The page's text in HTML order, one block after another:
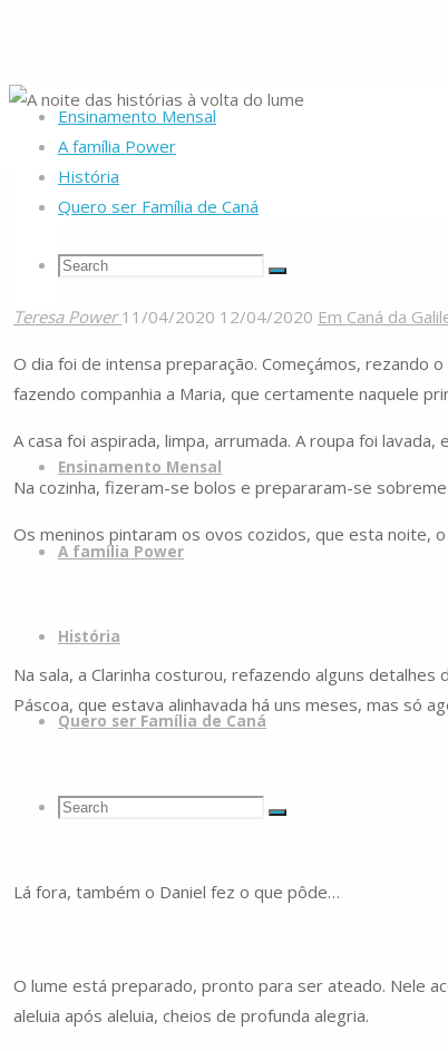
Ensinamento Mensal
A família Power
História
Quero ser Família de Caná
Search
Search
Search
de
Skip
content
Ensinamento Mensal
A família Power
História
Quero ser Família de Caná
Search
Search
for:
Search
Home
Da nascente Em Caná da Galileia...
Teresa Power 11/04/2020 12/04/2020 Em Caná da
O dia foi de intensa preparação. Começámos, rezando
fazendo companhia a Maria, que certamente naquele
A casa foi aspirada, limpa, arrumada. A roupa foi lavada,
Na cozinha, fizeram-se bolos e prepararam-se
Os meninos pintaram os ovos cozidos, que esta noite,
Na sala, a Clarinha costurou, refazendo alguns
Páscoa, que estava alinhavada há uns meses, mas só
Lá fora, também o Daniel fez o que pôde…
O lume está preparado, pronto para ser ateado. Nele
aleluia após aleluia, cheios de profunda alegria.